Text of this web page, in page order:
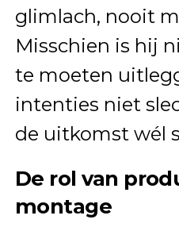
glimlach, nooit
Misschien is hij
te moeten
intenties niet
de uitkomst wél
De rol van
montage